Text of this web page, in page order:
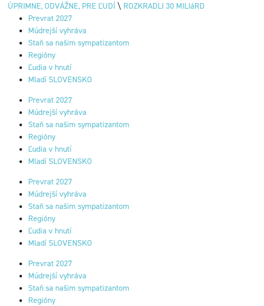
ÚPRIMNE, ODVÁŽNE, PRE ĽUDÍ \ ROZKRADLI 30 MILIáRD
Prevrat 2027
Múdrejší vyhráva
Staň sa našim sympatizantom
Regióny
Ľudia v hnutí
Mladí SLOVENSKO
Prevrat 2027
Múdrejší vyhráva
Staň sa našim sympatizantom
Regióny
Ľudia v hnutí
Mladí SLOVENSKO
Prevrat 2027
Múdrejší vyhráva
Staň sa našim sympatizantom
Regióny
Ľudia v hnutí
Mladí SLOVENSKO
Prevrat 2027
Múdrejší vyhráva
Staň sa našim sympatizantom
Regióny